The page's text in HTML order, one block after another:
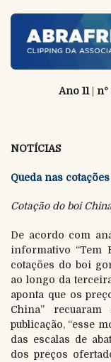
Ano 11|
NOTÍCIAS
Queda nas
Cotação do boi
De acordo com
informativo “Tem
cotações do boi
ao longo da
aponta que os
China”
publicação, “esse
das escalas de
dos preços